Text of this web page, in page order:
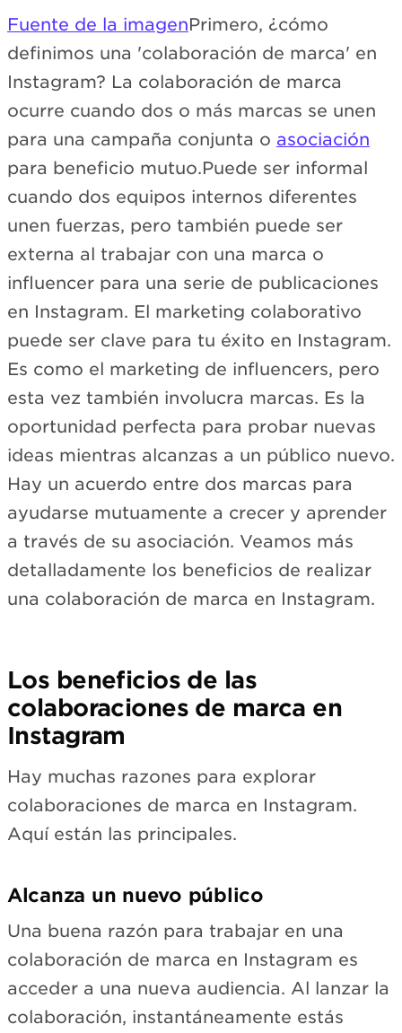
Fuente de la imagenPrimero, ¿cómo
definimos una 'colaboración de marca' en
Instagram? La colaboración de marca
ocurre cuando dos o más marcas se unen
para una campaña conjunta o asociación
para beneficio mutuo.Puede ser informal
cuando dos equipos internos diferentes
unen fuerzas, pero también puede ser
externa al trabajar con una marca o
influencer para una serie de publicaciones
en Instagram. El marketing colaborativo
puede ser clave para tu éxito en Instagram.
Es como el marketing de influencers, pero
esta vez también involucra marcas. Es la
oportunidad perfecta para probar nuevas
ideas mientras alcanzas a un público nuevo.
Hay un acuerdo entre dos marcas para
ayudarse mutuamente a crecer y aprender
a través de su asociación. Veamos más
detalladamente los beneficios de realizar
una colaboración de marca en Instagram.
Los beneficios de las
colaboraciones de marca en
Instagram
Hay muchas razones para explorar
colaboraciones de marca en Instagram.
Aquí están las principales.
Alcanza un nuevo público
Una buena razón para trabajar en una
colaboración de marca en Instagram es
acceder a una nueva audiencia. Al lanzar la
colaboración, instantáneamente estás